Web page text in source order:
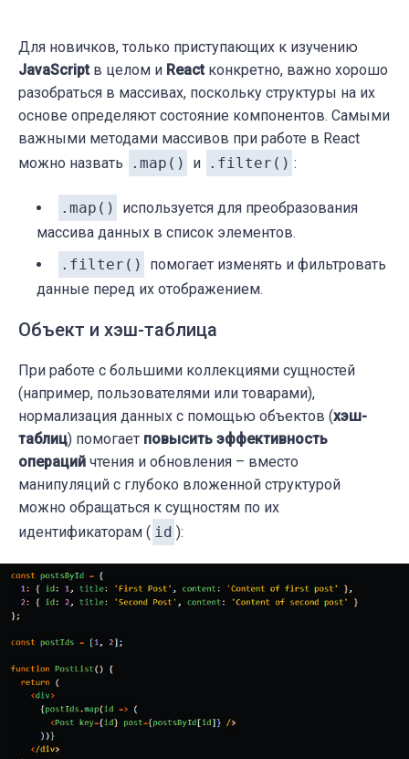
Для новичков, только приступающих к изучению
JavaScriptв целом и Reactконкретно, важно хорошо
разобраться в массивах, поскольку структуры на их
основе определяют состояние компонентов. Самыми
важными методами массивов при работе в React
можно назвать
.map() и .filter() :
.map()
используется для преобразования
массива данных в список элементов.
.filter()
помогает изменять и фильтровать
данные перед их отображением.
Объект и хэш-таблица
При работе с большими коллекциями сущностей
(например, пользователями или товарами),
нормализация данных с помощью объектов (хэш-
таблиц) помогает повысить эффективность
операций чтения и обновления – вместо
манипуляций с глубоко вложенной структурой
можно обращаться к сущностям по их
идентификаторам ( id ):